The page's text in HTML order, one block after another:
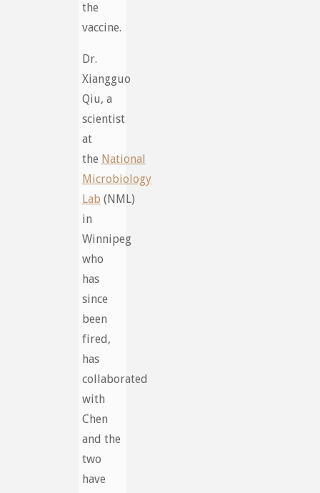
the
vaccine.
Dr.
Xiangguo
Qiu, a
scientist
at
the National
Microbiology
Lab (NML)
in
Winnipeg
who
has
since
been
fired,
has
collaborated
with
Chen
and the
two
have